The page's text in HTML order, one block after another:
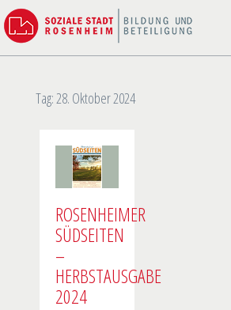
Tag:28. Oktober 2024
ROSENHEIMER
SÜDSEITEN
–
HERBSTAUSGABE
2024